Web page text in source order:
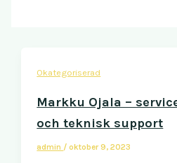
Okategoriserad
Markku Ojala –
och teknisk support
admin /oktober 9, 2023